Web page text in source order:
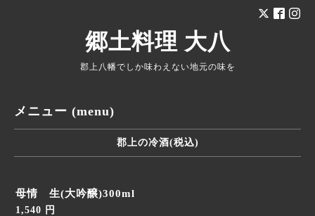
郷土料理 大八
郡上八幡でしか味わえない地元の味を
メニュー (menu)
郡上の冷酒(税込)
母情 生(大吟醸)300ml
1,540 円